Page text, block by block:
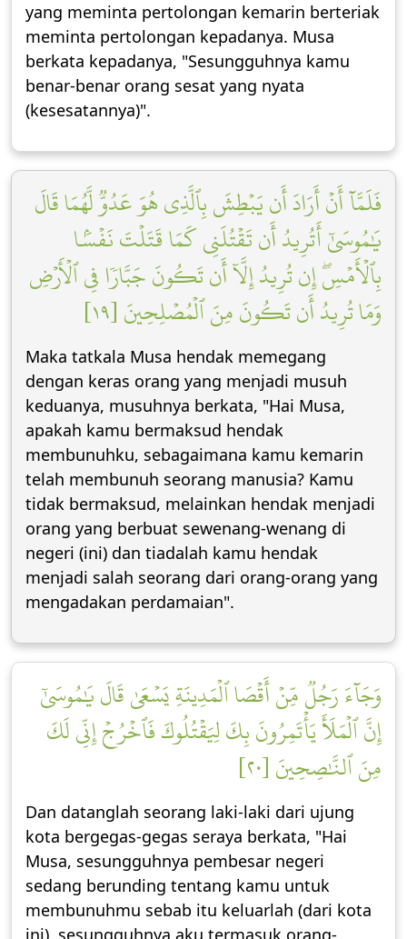
yang meminta pertolongan kemarin berteriak
meminta pertolongan kepadanya. Musa
berkata kepadanya, "Sesungguhnya kamu
benar-benar orang sesat yang nyata
(kesesatannya)".
فَلَمَّآ أَنۡ أَرَادَ أَن يَبۡطِشَ بِٱلَّذِي هُوَ عَدُوّٞ لَّهُمَا قَالَ
يَٰمُوسَىٰٓ أَتُرِيدُ أَن تَقۡتُلَنِي كَمَا قَتَلۡتَ نَفۡسَۢا
بِٱلۡأَمۡسِۖ إِن تُرِيدُ إِلَّآ أَن تَكُونَ جَبَّارٗا فِي ٱلۡأَرۡضِ
وَمَا تُرِيدُ أَن تَكُونَ مِنَ ٱلۡمُصۡلِحِينَ [١٩]
Maka tatkala Musa hendak memegang
dengan keras orang yang menjadi musuh
keduanya, musuhnya berkata, "Hai Musa,
apakah kamu bermaksud hendak
membunuhku, sebagaimana kamu kemarin
telah membunuh seorang manusia? Kamu
tidak bermaksud, melainkan hendak menjadi
orang yang berbuat sewenang-wenang di
negeri (ini) dan tiadalah kamu hendak
menjadi salah seorang dari orang-orang yang
mengadakan perdamaian".
وَجَآءَ رَجُلٞ مِّنۡ أَقۡصَا ٱلۡمَدِينَةِ يَسۡعَىٰ قَالَ يَٰمُوسَىٰٓ
إِنَّ ٱلۡمَلَأَ يَأۡتَمِرُونَ بِكَ لِيَقۡتُلُوكَ فَٱخۡرُجۡ إِنِّي لَكَ
مِنَ ٱلنَّٰصِحِينَ [٢٠]
Dan datanglah seorang laki-laki dari ujung
kota bergegas-gegas seraya berkata, "Hai
Musa, sesungguhnya pembesar negeri
sedang berunding tentang kamu untuk
membunuhmu sebab itu keluarlah (dari kota
ini), sesungguhnya aku termasuk orang-